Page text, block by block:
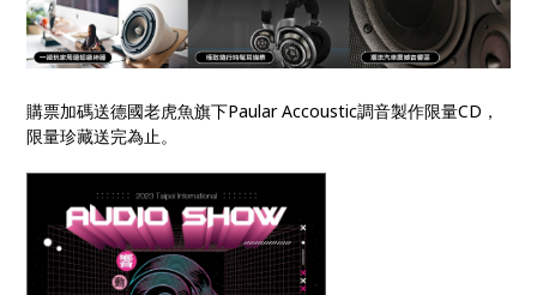
購票加碼送德國老虎魚旗下Paular Accoustic調音製作限量CD，
限量珍藏送完為止。